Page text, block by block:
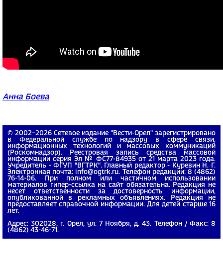
Анна Боева
© 2002−2026 Сетевое издание "Вести-Орел" зарегистрировано
в Федеральной службе по надзору в сфере связи,
информационных технологий и массовых коммуникаций
(Роскомнадзор). Реестровая запись средства массовой
информации серия Эл № ФС77-84935 от 21 марта 2023 года.
Учредитель - ФГУП "ВГТРК". Главный редактор - Куревин Н. Г.
Электронная почта: info@ogtrk.ru. Телефон редакции: 8 (4862)
76-14-06. При полном или частичном использовании
материалов гипер-ссылка на сайт обязательна. Редакция не
несет ответственности за достоверность информации,
опубликованной в рекламных объявлениях. Редакция не
предоставляет справочной информации. Для детей старше 16
лет.
Адрес: 302028, г. Орел, ул. 7 Ноября, д. 43. Телефон / Факс: 8
(4862) 43-46-71.